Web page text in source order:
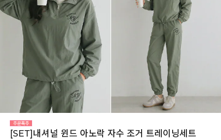
[SET]내셔널 윈드 아노락 자수 조거 트레이닝세트